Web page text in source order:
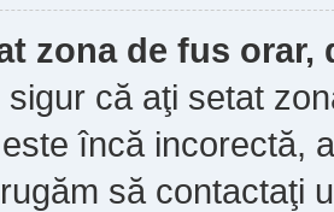
zona de fus orar,
sigur că aţi setat
încă incorectă,
să contactaţi